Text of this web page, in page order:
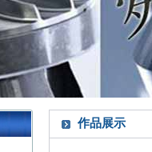
作品展示